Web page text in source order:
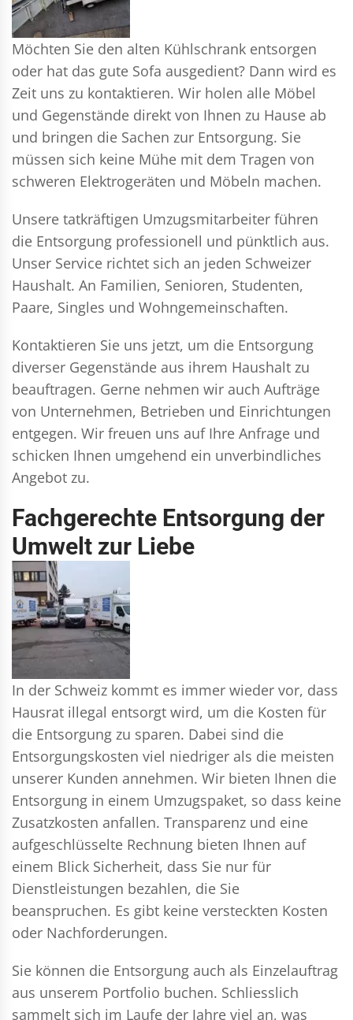
Möchten Sie den alten Kühlschrank entsorgen
oder hat das gute Sofa ausgedient? Dann wird es
Zeit uns zu kontaktieren. Wir holen alle Möbel
und Gegenstände direkt von Ihnen zu Hause ab
und bringen die Sachen zur Entsorgung. Sie
müssen sich keine Mühe mit dem Tragen von
schweren Elektrogeräten und Möbeln machen.
Unsere tatkräftigen Umzugsmitarbeiter führen
die Entsorgung professionell und pünktlich aus.
Unser Service richtet sich an jeden Schweizer
Haushalt. An Familien, Senioren, Studenten,
Paare, Singles und Wohngemeinschaften.
Kontaktieren Sie uns jetzt, um die Entsorgung
diverser Gegenstände aus ihrem Haushalt zu
beauftragen. Gerne nehmen wir auch Aufträge
von Unternehmen, Betrieben und Einrichtungen
entgegen. Wir freuen uns auf Ihre Anfrage und
schicken Ihnen umgehend ein unverbindliches
Angebot zu.
Fachgerechte Entsorgung der
Umwelt zur Liebe
In der Schweiz kommt es immer wieder vor, dass
Hausrat illegal entsorgt wird, um die Kosten für
die Entsorgung zu sparen. Dabei sind die
Entsorgungskosten viel niedriger als die meisten
unserer Kunden annehmen. Wir bieten Ihnen die
Entsorgung in einem Umzugspaket, so dass keine
Zusatzkosten anfallen. Transparenz und eine
aufgeschlüsselte Rechnung bieten Ihnen auf
einem Blick Sicherheit, dass Sie nur für
Dienstleistungen bezahlen, die Sie
beanspruchen. Es gibt keine versteckten Kosten
oder Nachforderungen.
Sie können die Entsorgung auch als Einzelauftrag
aus unserem Portfolio buchen. Schliesslich
sammelt sich im Laufe der Jahre viel an, was